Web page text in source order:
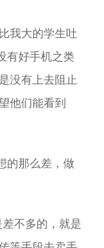
我大的学生吐
有好手机之类
没有上去阻止
他们能看到
不多的，就是